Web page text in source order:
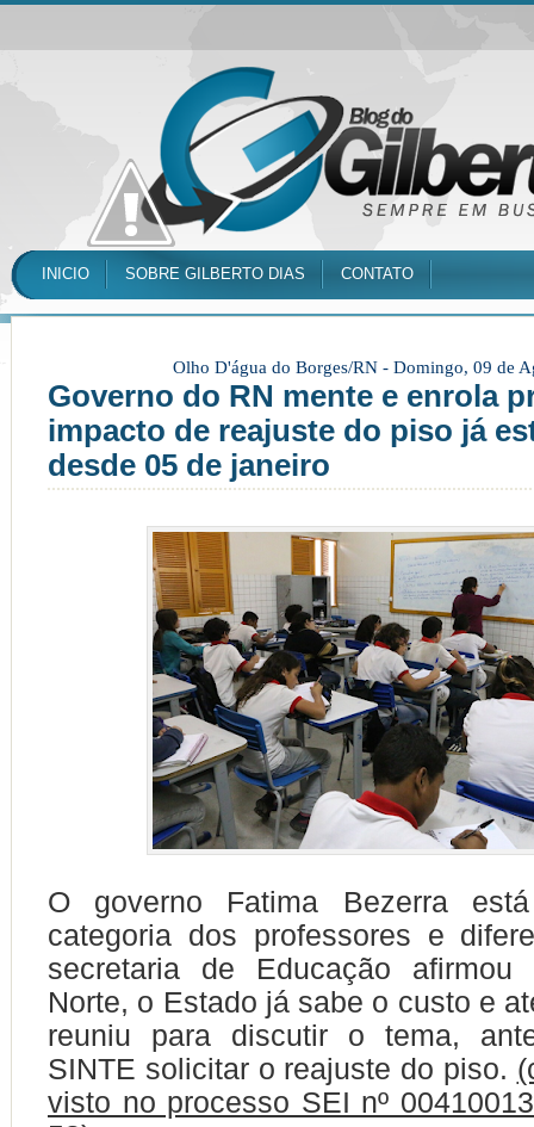
INICIO SOBRE GILBERTO DIAS CONTATO
Olho D'água do Borges/RN - Domingo, 09 de
Governo do RN mente e enrola
impacto de reajuste do piso já
desde 05 de janeiro
O governo Fatima Bezerra
categoria dos professores e
secretaria de Educação
Norte, o Estado já sabe o custo e
reuniu para discutir o tema,
SINTE solicitar o reajuste do piso.
visto no processo SEI nº